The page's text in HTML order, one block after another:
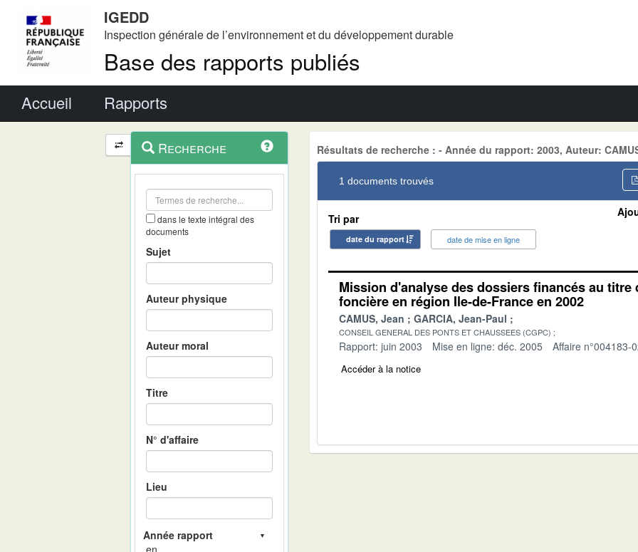
IGEDD
Inspection générale de l’environnement et du développement durable
Base des rapports publiés
Accueil Rapports
Navigation
et
outils
contextuel
Recherche
dans le texte intégral des
documents
Sujet
Auteur physique
Auteur moral
Titre
N° d'affaire
Lieu
Résultats de recherche : - Année du rapport: 2003, Auteur:
1 documents trouvés
Tri par
date du rapport date de mise en ligne
Mission d'analyse des dossiers financés au titre
foncière en région Ile-de-France en 2002
CAMUS, Jean GARCIA, Jean-Paul
CONSEIL GENERAL DES PONTS ET CHAUSSEES (CGPC)
Rapport: juin 2003 Mise en ligne: déc. 2005 Affaire n°004183-
Accéder à la notice